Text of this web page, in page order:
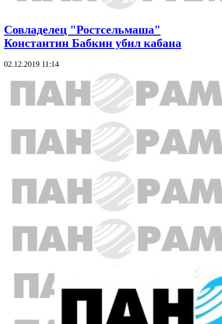
Совладелец "Ростсельмаша"
Константин Бабкин убил кабана
02.12.2019 11:14